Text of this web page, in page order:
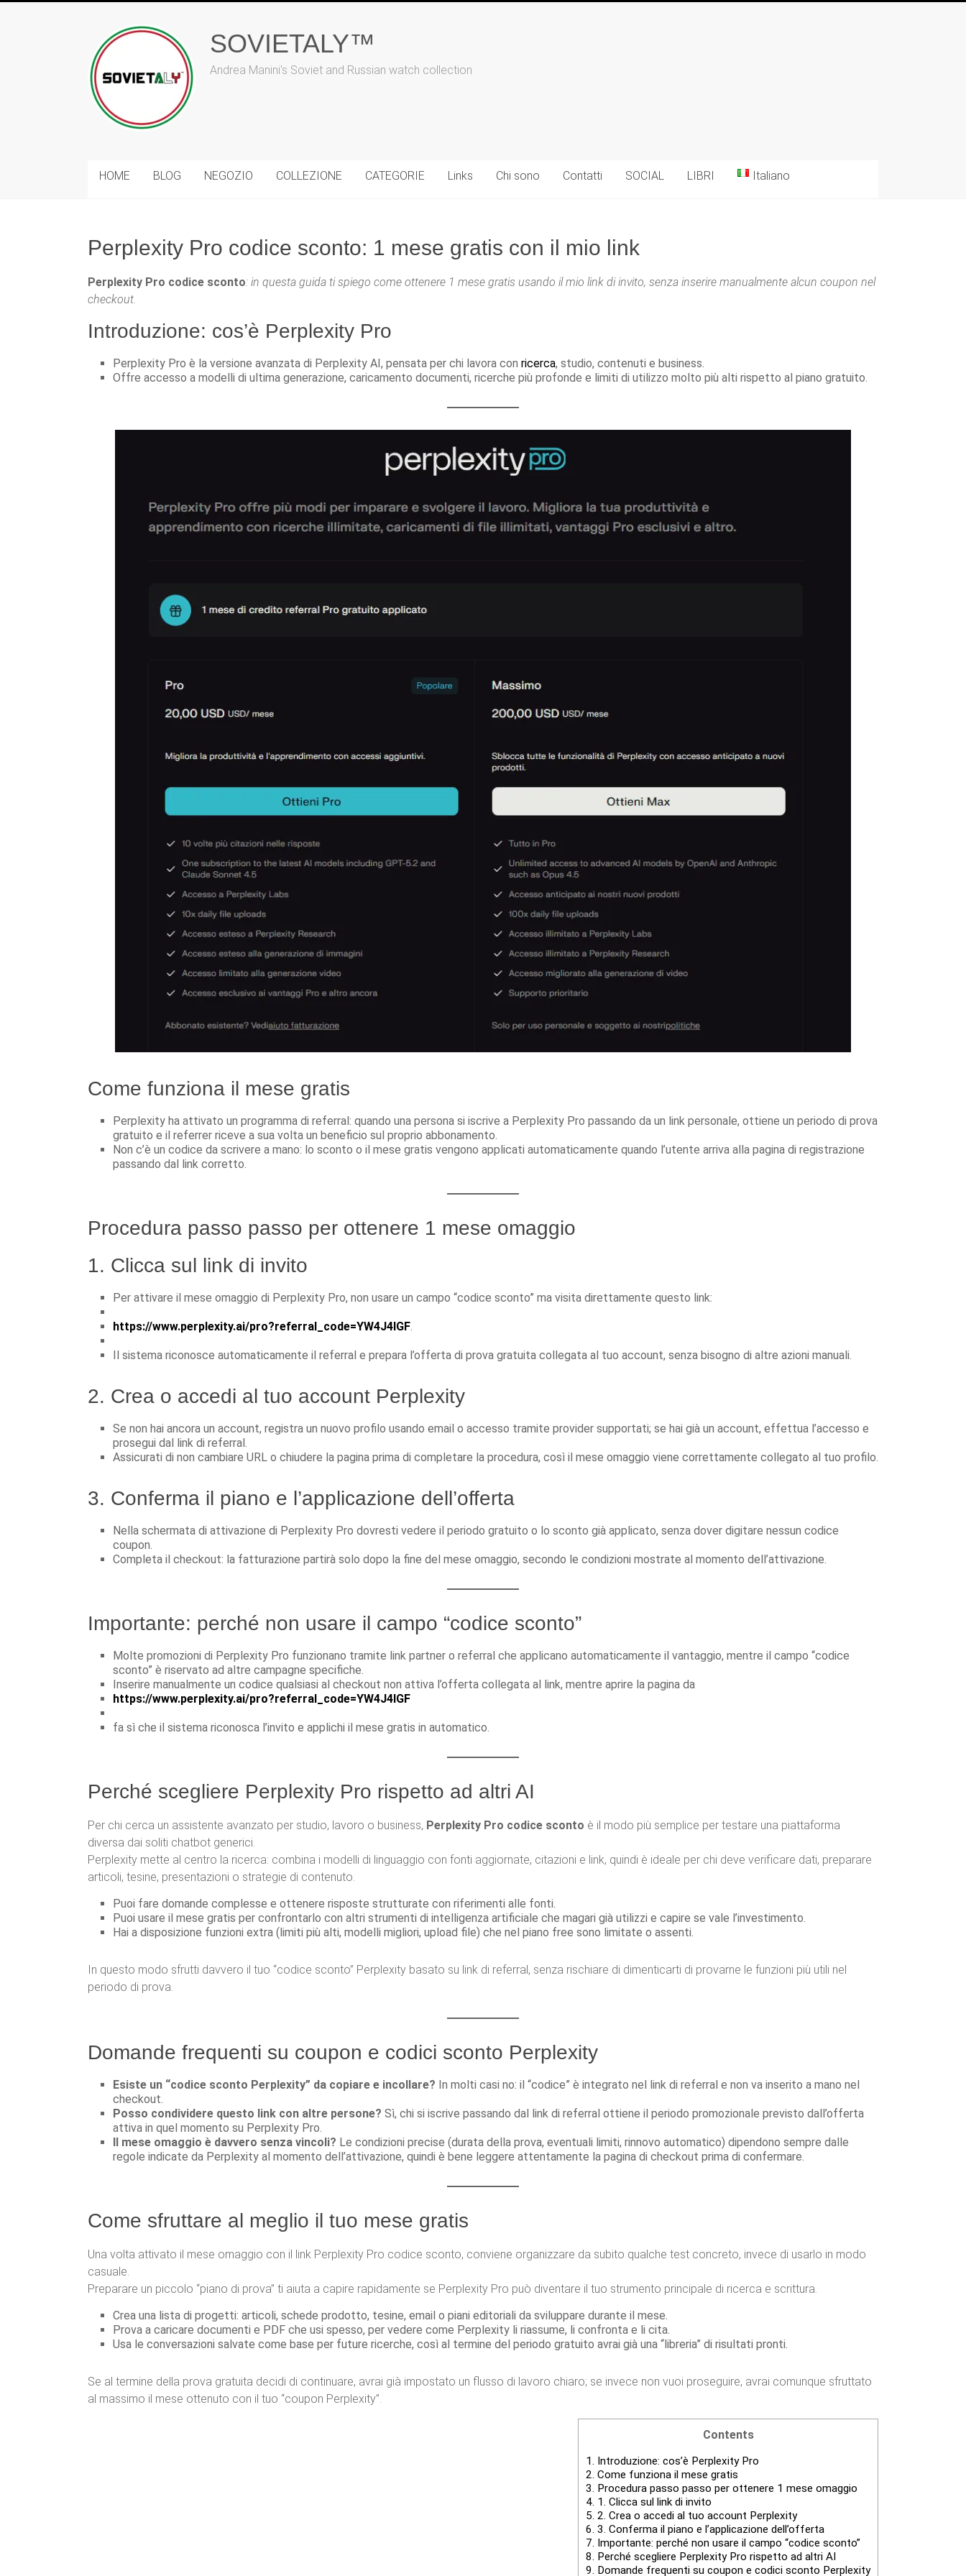
SOVIETALY™
Andrea Manini's Soviet and Russian watch collection
HOME BLOG NEGOZIO COLLEZIONE CATEGORIE Links Chi sono Contatti SOCIAL LIBRI Italiano
Perplexity Pro codice sconto: 1 mese gratis con il mio link
Perplexity Pro codice sconto: in questa guida ti spiego come ottenere 1 mese gratis usando il mio link di invito, senza inserire manualmente alcun coupon nel
checkout.
Introduzione: cos’è Perplexity Pro
Perplexity Pro è la versione avanzata di Perplexity AI, pensata per chi lavora con ricerca, studio, contenuti e business.
Offre accesso a modelli di ultima generazione, caricamento documenti, ricerche più profonde e limiti di utilizzo molto più alti rispetto al piano gratuito.
Come funziona il mese gratis
Perplexity ha attivato un programma di referral: quando una persona si iscrive a Perplexity Pro passando da un link personale, ottiene un periodo di prova
gratuito e il referrer riceve a sua volta un beneficio sul proprio abbonamento.
Non c’è un codice da scrivere a mano: lo sconto o il mese gratis vengono applicati automaticamente quando l’utente arriva alla pagina di registrazione
passando dal link corretto.
Procedura passo passo per ottenere 1 mese omaggio
1. Clicca sul link di invito
Per attivare il mese omaggio di Perplexity Pro, non usare un campo “codice sconto” ma visita direttamente questo link:
https://www.perplexity.ai/pro?referral_code=YW4J4IGF.
Il sistema riconosce automaticamente il referral e prepara l’offerta di prova gratuita collegata al tuo account, senza bisogno di altre azioni manuali.
2. Crea o accedi al tuo account Perplexity
Se non hai ancora un account, registra un nuovo profilo usando email o accesso tramite provider supportati; se hai già un account, effettua l’accesso e
prosegui dal link di referral.
Assicurati di non cambiare URL o chiudere la pagina prima di completare la procedura, così il mese omaggio viene correttamente collegato al tuo profilo.
3. Conferma il piano e l’applicazione dell’offerta
Nella schermata di attivazione di Perplexity Pro dovresti vedere il periodo gratuito o lo sconto già applicato, senza dover digitare nessun codice
coupon.
Completa il checkout: la fatturazione partirà solo dopo la fine del mese omaggio, secondo le condizioni mostrate al momento dell’attivazione.
Importante: perché non usare il campo “codice sconto”
Molte promozioni di Perplexity Pro funzionano tramite link partner o referral che applicano automaticamente il vantaggio, mentre il campo “codice
sconto” è riservato ad altre campagne specifiche.
Inserire manualmente un codice qualsiasi al checkout non attiva l’offerta collegata al link, mentre aprire la pagina da
https://www.perplexity.ai/pro?referral_code=YW4J4IGF
fa sì che il sistema riconosca l’invito e applichi il mese gratis in automatico.
Perché scegliere Perplexity Pro rispetto ad altri AI
Per chi cerca un assistente avanzato per studio, lavoro o business, Perplexity Pro codice sconto è il modo più semplice per testare una piattaforma
diversa dai soliti chatbot generici.
Perplexity mette al centro la ricerca: combina i modelli di linguaggio con fonti aggiornate, citazioni e link, quindi è ideale per chi deve verificare dati, preparare
articoli, tesine, presentazioni o strategie di contenuto.
Puoi fare domande complesse e ottenere risposte strutturate con riferimenti alle fonti.
Puoi usare il mese gratis per confrontarlo con altri strumenti di intelligenza artificiale che magari già utilizzi e capire se vale l’investimento.
Hai a disposizione funzioni extra (limiti più alti, modelli migliori, upload file) che nel piano free sono limitate o assenti.
In questo modo sfrutti davvero il tuo “codice sconto” Perplexity basato su link di referral, senza rischiare di dimenticarti di provarne le funzioni più utili nel
periodo di prova.
Domande frequenti su coupon e codici sconto Perplexity
Esiste un “codice sconto Perplexity” da copiare e incollare? In molti casi no: il “codice” è integrato nel link di referral e non va inserito a mano nel
checkout.
Posso condividere questo link con altre persone? Sì, chi si iscrive passando dal link di referral ottiene il periodo promozionale previsto dall’offerta
attiva in quel momento su Perplexity Pro.
Il mese omaggio è davvero senza vincoli? Le condizioni precise (durata della prova, eventuali limiti, rinnovo automatico) dipendono sempre dalle
regole indicate da Perplexity al momento dell’attivazione, quindi è bene leggere attentamente la pagina di checkout prima di confermare.
Come sfruttare al meglio il tuo mese gratis
Una volta attivato il mese omaggio con il link Perplexity Pro codice sconto, conviene organizzare da subito qualche test concreto, invece di usarlo in modo
casuale.
Preparare un piccolo “piano di prova” ti aiuta a capire rapidamente se Perplexity Pro può diventare il tuo strumento principale di ricerca e scrittura.
Crea una lista di progetti: articoli, schede prodotto, tesine, email o piani editoriali da sviluppare durante il mese.
Prova a caricare documenti e PDF che usi spesso, per vedere come Perplexity li riassume, li confronta e li cita.
Usa le conversazioni salvate come base per future ricerche, così al termine del periodo gratuito avrai già una “libreria” di risultati pronti.
Se al termine della prova gratuita decidi di continuare, avrai già impostato un flusso di lavoro chiaro; se invece non vuoi proseguire, avrai comunque sfruttato
al massimo il mese ottenuto con il tuo “coupon Perplexity”.
Contents
1. Introduzione: cos’è Perplexity Pro
2. Come funziona il mese gratis
3. Procedura passo passo per ottenere 1 mese omaggio
4. 1. Clicca sul link di invito
5. 2. Crea o accedi al tuo account Perplexity
6. 3. Conferma il piano e l’applicazione dell’offerta
7. Importante: perché non usare il campo “codice sconto”
8. Perché scegliere Perplexity Pro rispetto ad altri AI
9. Domande frequenti su coupon e codici sconto Perplexity